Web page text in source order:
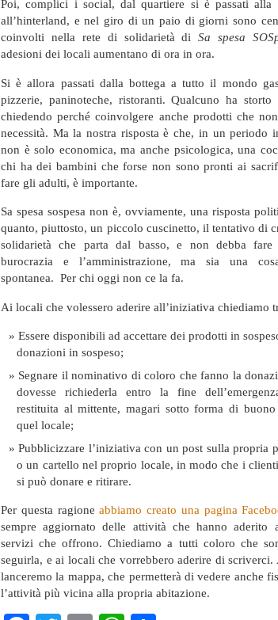
Poi, complici i social, dal quartiere si è passati alla
all’hinterland, e nel giro di un paio di giorni sono
coinvolti nella rete di solidarietà diSa spesa
adesioni dei locali aumentano di ora in ora.
Si è allora passati dalla bottega a tutto il mondo
pizzerie, paninoteche, ristoranti. Qualcuno ha
chiedendo perché coinvolgere anche prodotti che
necessità. Ma la nostra risposta è che, in un periodo
non è solo economica, ma anche psicologica, una
chi ha dei bambini che forse non sono pronti ai
fare gli adulti, è importante.
Sa spesa sospesa non è, ovviamente, una risposta
quanto, piuttosto, un piccolo cuscinetto, il tentativo di
solidarietà che parta dal basso, e non debba
burocrazia e l’amministrazione, ma sia una
spontanea. Per chi oggi non ce la fa.
Ai locali che volessero aderire all’iniziativa chiediamo
Essere disponibili ad accettare dei prodotti in
donazioni in sospeso;
Segnare il nominativo di coloro che fanno la
dovesse richiederla entro la fine
restituita al mittente, magari sotto forma di
quel locale;
Pubblicizzare l’iniziativa con un post sulla propria
o un cartello nel proprio locale, in modo che i
si può donare e ritirare.
Per questa ragioneabbiamo creato una pagina
sempre aggiornato delle attività che hanno aderito
servizi che offrono. Chiediamo a tutti coloro che
seguirla, e ai locali che vorrebbero aderire di scriverci.
lanceremo la mappa, che permetterà di vedere anche
l’attività più vicina alla propria abitazione.